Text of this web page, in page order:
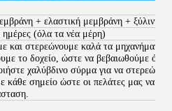
+ ελαστική μεμβράνη + ξύλινη
(όλα τα νέα μέρη)
και στερεώνουμε καλά τα μηχανήματα
το δοχείο, ώστε να βεβαιωθούμε ότι
χαλύβδινο σύρμα για να
κάθε σημείο ώστε οι πελάτες μας να